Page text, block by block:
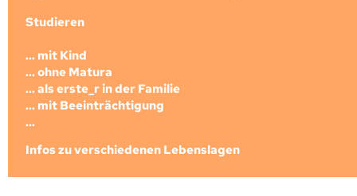
Studieren
... mit Kind
... ohne Matura
... als erste_r in der Familie
... mit Beeinträchtigung
...
Infos zu verschiedenen Lebenslagen